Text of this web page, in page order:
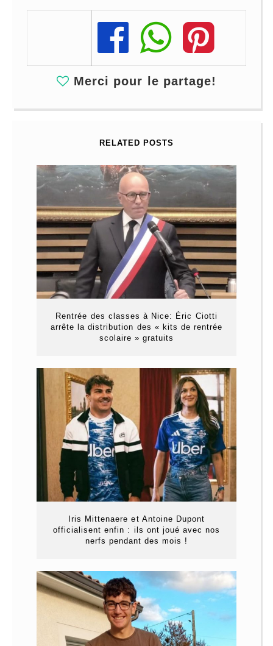
Share
Share
Share
Merci pour le partage!
RELATED POSTS
Rentrée des classes à Nice: Éric Ciotti
arrête la distribution des « kits de rentrée
scolaire » gratuits
Iris Mittenaere et Antoine Dupont
officialisent enfin : ils ont joué avec nos
nerfs pendant des mois !